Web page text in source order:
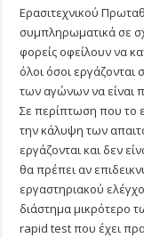
Ερασιτεχνικού
συμπληρωματικά σε
φορείς οφείλουν να
όλοι όσοι εργάζονται
των αγώνων να είναι
Σε περίπτωση που το
την κάλυψη των
εργάζονται και δεν
θα πρέπει αν
εργαστηριακού
διάστημα μικρότερο
rapid test που έχει